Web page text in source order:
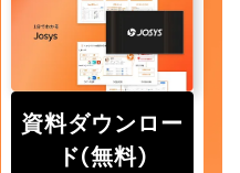
資料ダウンロー
ド(無料)